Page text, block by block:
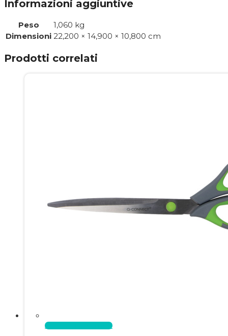
Informazioni aggiuntive
Peso
1,060 kg
Dimensioni 22,200 × 14,900 × 10,800 cm
Prodotti correlati
Aggiungi al carrello